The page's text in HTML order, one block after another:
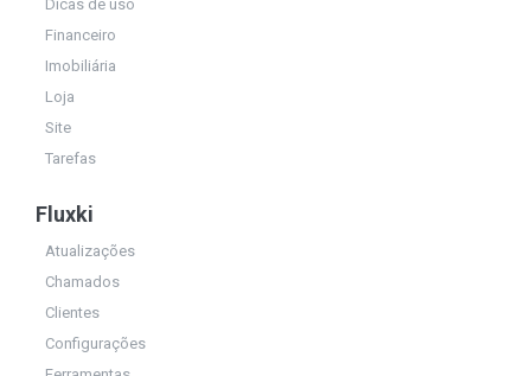
Dicas de uso
Financeiro
Imobiliária
Loja
Site
Tarefas
Fluxki
Atualizações
Chamados
Clientes
Configurações